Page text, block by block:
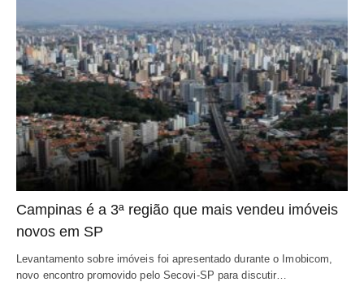
Campinas é a 3ª região que mais vendeu imóveis
novos em SP
Levantamento sobre imóveis foi apresentado durante o Imobicom,
novo encontro promovido pelo Secovi-SP para discutir…